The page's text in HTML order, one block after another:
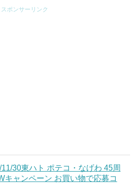
スポンサーリンク
11/30東ハト ポテコ・なげわ 45周
キャンペーン お買い物で応募コ